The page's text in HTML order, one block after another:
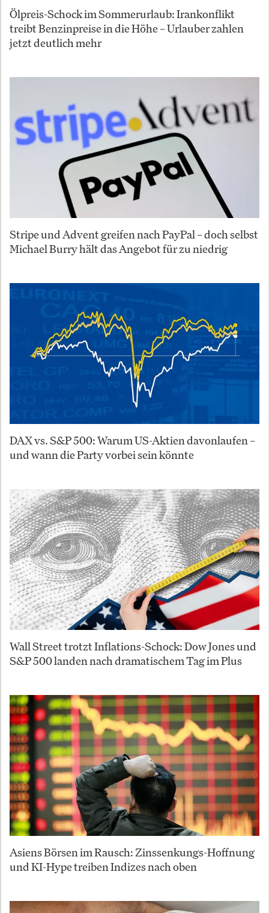
Ölpreis-Schock im Sommerurlaub: Irankonflikt
treibt Benzinpreise in die Höhe – Urlauber zahlen
jetzt deutlich mehr
Stripe und Advent greifen nach PayPal – doch selbst
Michael Burry hält das Angebot für zu niedrig
DAX vs. S&P 500: Warum US-Aktien davonlaufen –
und wann die Party vorbei sein könnte
Wall Street trotzt Inflations-Schock: Dow Jones und
S&P 500 landen nach dramatischem Tag im Plus
Asiens Börsen im Rausch: Zinssenkungs-Hoffnung
und KI-Hype treiben Indizes nach oben